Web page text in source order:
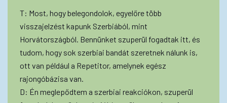
T: Most, hogy belegondolok, egyelőre több
visszajelzést kapunk Szerbiából, mint
Horvátországból. Bennünket szuperül fogadtak itt, és
tudom, hogy sok szerbiai bandát szeretnek nálunk is,
ott van például a Repetitor, amelynek egész
rajongóbázisa van.
D: Én meglepődtem a szerbiai reakciókon, szuperül